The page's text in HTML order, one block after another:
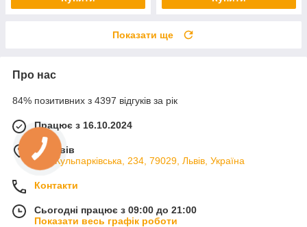
Показати ще
Про нас
84% позитивних з 4397 відгуків за рік
Працює з 16.10.2024
м. Львів
вул. Кульпарківська, 234, 79029, Львів, Україна
Контакти
Сьогодні працює з 09:00 до 21:00
Показати весь графік роботи